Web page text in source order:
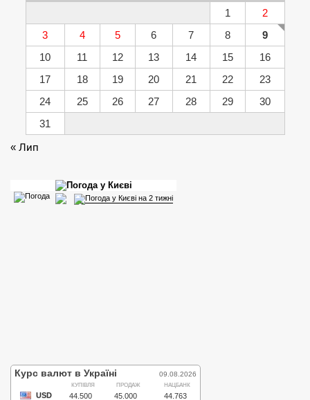
1
2
3
4 5 6 7 8
9
10
11 12 13 14 15
16
17
18 19 20 21 22
23
24
25 26 27 28 29
30
31
« Лип